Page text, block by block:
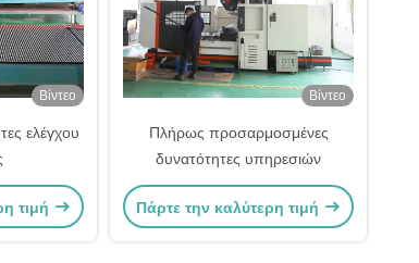
Βίντεο
ελέγχου
τιμή
Βίντεο
Πλήρως προσαρμοσμένες
δυνατότητες υπηρεσιών
Πάρτε την καλύτερη τιμή